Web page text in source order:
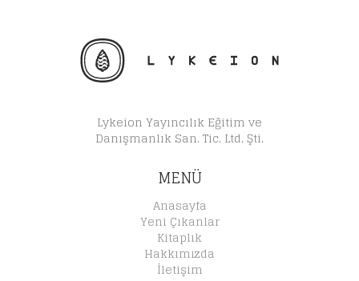
Lykeion Yayıncılık Eğitim ve
Danışmanlık San. Tic. Ltd. Şti.
MENÜ
Anasayfa
Yeni Çıkanlar
Kitaplık
Hakkımızda
İletişim